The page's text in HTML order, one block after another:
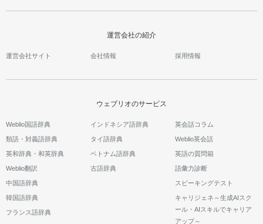
運営会社の紹介
運営会社サイト 会社情報 採用情報
ウェブリオのサービス
Weblio国語辞典
類語・対義語辞典
英和辞典・和英辞典
Weblio翻訳
中国語辞典
韓国語辞典
フランス語辞典
インドネシア語辞典
タイ語辞典
ベトナム語辞典
古語辞典
英会話コラム
Weblio英会話
英語の質問箱
語彙力診断
スピーキングテスト
キャリジェネ～生成AIスク
ール・AIスキルでキャリア
アップ～